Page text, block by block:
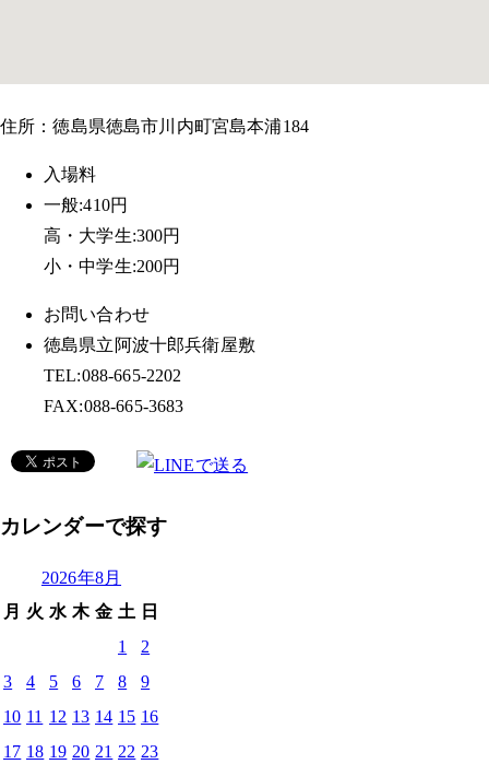
住所：徳島県徳島市川内町宮島本浦184
入場料
一般:410円
高・大学生:300円
小・中学生:200円
お問い合わせ
徳島県立阿波十郎兵衛屋敷
TEL:088-665-2202
FAX:088-665-3683
カレンダーで探す
2026年8月
月 火 水 木 金 土 日
1
2
3
4 5 6 7 8
9
10 11 12 13 14 15 16
17 18 19 20 21 22 23